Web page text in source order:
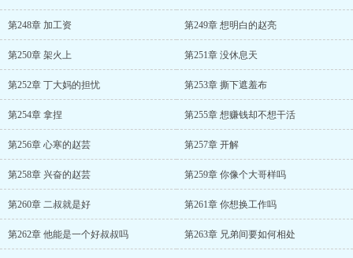
第248章 加工资 第249章 想明白的赵亮
第250章 架火上 第251章 没休息天
第252章 丁大妈的担忧 第253章 撕下遮羞布
第254章 拿捏 第255章 想赚钱却不想干活
第256章 心寒的赵芸 第257章 开解
第258章 兴奋的赵芸 第259章 你像个大哥样吗
第260章 二叔就是好 第261章 你想换工作吗
第262章 他能是一个好叔叔吗 第263章 兄弟间要如何相处